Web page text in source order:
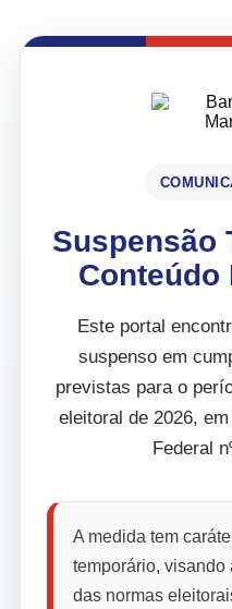
Suspensão
Este portal
suspenso em
previstas para o
eleitoral de 2026,
Federal
A medida tem
temporário, visando
das normas